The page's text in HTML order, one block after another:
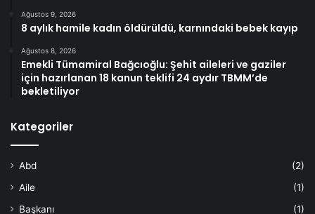
Ağustos 9, 2026
8 aylık hamile kadın öldürüldü, karnındaki bebek kayıp
Ağustos 8, 2026
Emekli Tümamiral Bağcıoğlu: Şehit aileleri ve gaziler
için hazırlanan 18 kanun teklifi 24 aydır TBMM’de
bekletiliyor
Kategoriler
Abd
(2)
Aile
(1)
Başkanı
(1)